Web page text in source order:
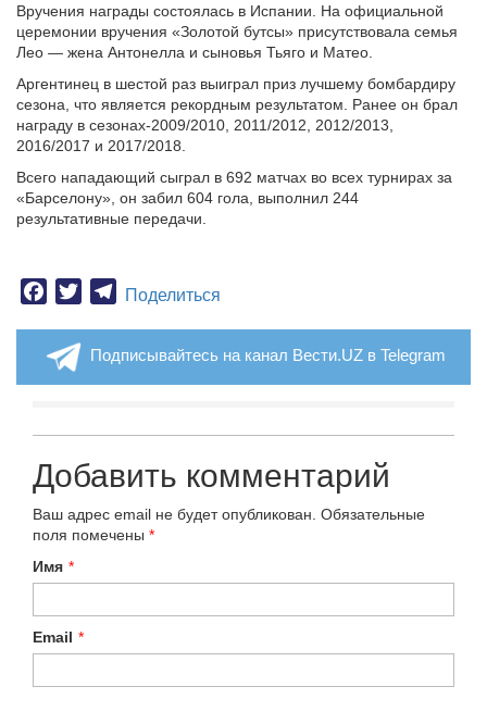
Вручения награды состоялась в Испании. На официальной
церемонии вручения «Золотой бутсы» присутствовала семья
Лео — жена Антонелла и сыновья Тьяго и Матео.
Аргентинец в шестой раз выиграл приз лучшему бомбардиру
сезона, что является рекордным результатом. Ранее он брал
награду в сезонах-2009/2010, 2011/2012, 2012/2013,
2016/2017 и 2017/2018.
Всего нападающий сыграл в 692 матчах во всех турнирах за
«Барселону», он забил 604 гола, выполнил 244
результативные передачи.
Facebook
TwitterTelegram
Поделиться
Подписывайтесь на канал Вести.UZ в Telegram
Добавить комментарий
Ваш адрес email не будет опубликован. Обязательные
поля помечены *
Имя *
Email *